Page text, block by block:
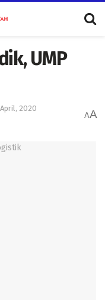
UMP
2020
AA